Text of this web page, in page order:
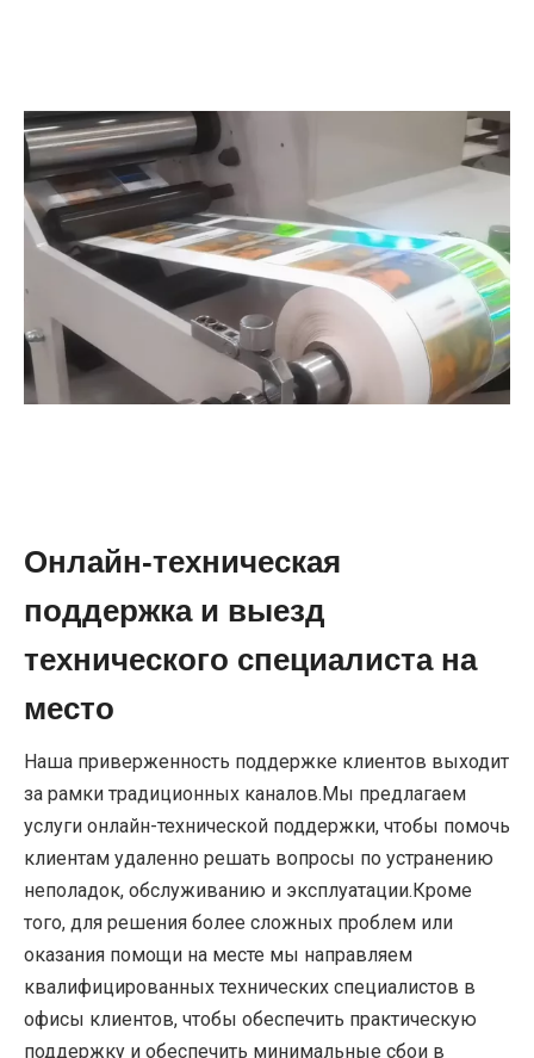
Онлайн-техническая
поддержка и выезд
технического специалиста на
место
Наша приверженность поддержке клиентов выходит
за рамки традиционных каналов.Мы предлагаем
услуги онлайн-технической поддержки, чтобы помочь
клиентам удаленно решать вопросы по устранению
неполадок, обслуживанию и эксплуатации.Кроме
того, для решения более сложных проблем или
оказания помощи на месте мы направляем
квалифицированных технических специалистов в
офисы клиентов, чтобы обеспечить практическую
поддержку и обеспечить минимальные сбои в